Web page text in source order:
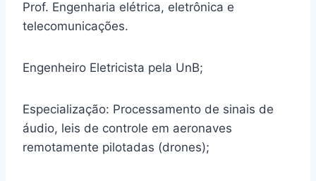
Prof. Engenharia elétrica, eletrônica e
telecomunicações.
Engenheiro Eletricista pela UnB;
Especialização: Processamento de sinais de
áudio, leis de controle em aeronaves
remotamente pilotadas (drones);